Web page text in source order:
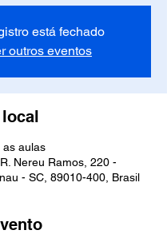
está fechado
outros eventos
as aulas
Nereu Ramos, 220 -
- SC, 89010-400, Brasil